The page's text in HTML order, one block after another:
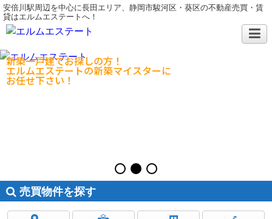
安倍川駅周辺を中心に長田エリア、静岡市駿河区・葵区の不動産売買・賃
貸はエルムエステートへ！
新築一戸建てお探しの方！
エルムエステートの新築マイスターに
お任せ下さい！
売買物件を探す